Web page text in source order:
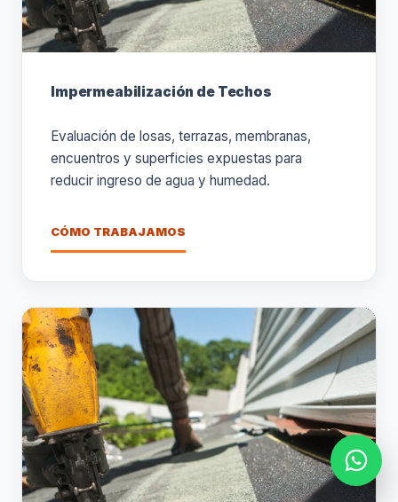
Impermeabilización de Techos
Evaluación de losas, terrazas, membranas,
encuentros y superficies expuestas para
reducir ingreso de agua y humedad.
CÓMO TRABAJAMOS